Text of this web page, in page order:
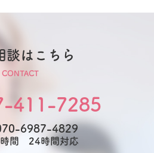
談はこちら
CONTACT
411-7285
6987-4829
時間 24時間対応